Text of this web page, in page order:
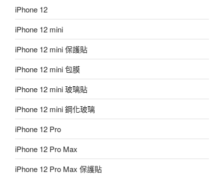
iPhone 12
iPhone 12 mini
iPhone 12 mini 保護貼
iPhone 12 mini 包膜
iPhone 12 mini 玻璃貼
iPhone 12 mini 鋼化玻璃
iPhone 12 Pro
iPhone 12 Pro Max
iPhone 12 Pro Max 保護貼